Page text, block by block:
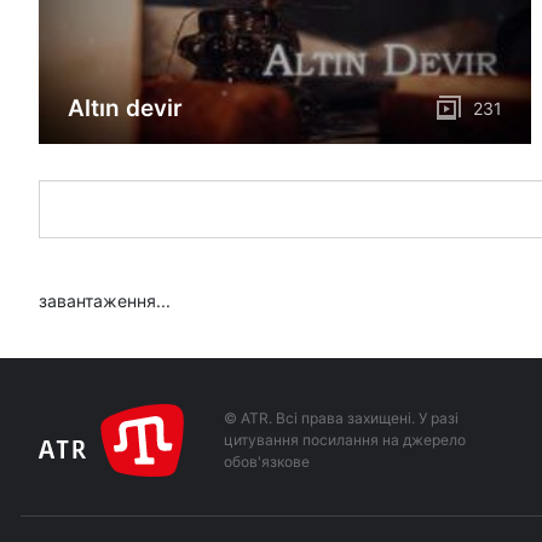
12 ЧЕРВНЯ
ЗСУ знищили 50 ворожих вантажівок
з паливом та БК, які рухалися через
Армянськ
Altın devir 231
завантаження...
© ATR. Всі права захищені. У разі
цитування посилання на джерело
обов'язкове